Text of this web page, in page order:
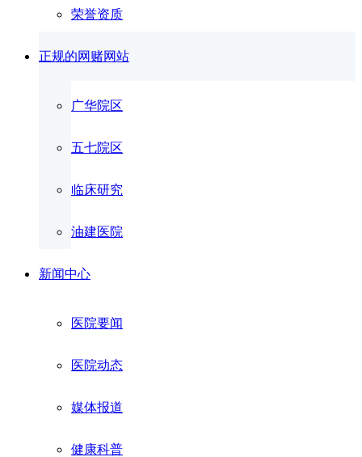
荣誉资质
正规的网赌网站
广华院区
五七院区
临床研究
油建医院
新闻中心
医院要闻
医院动态
媒体报道
健康科普